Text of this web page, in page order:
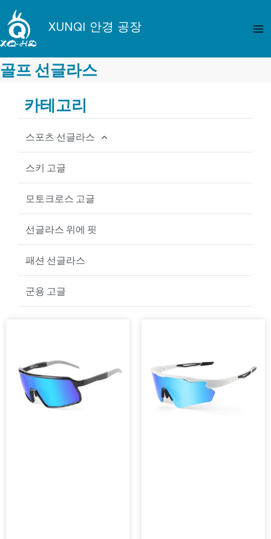
텐
츠
로
건
XUNQI 안경 공장
인
메
골프 선글라스
카테고리
스포츠 선글라스
사이클링 선글라스
낚시 선글라스
야구 선글라스
골프 선글라스
스키 고글
모토크로스 고글
선글라스 위에 핏
패션 선글라스
군용 고글